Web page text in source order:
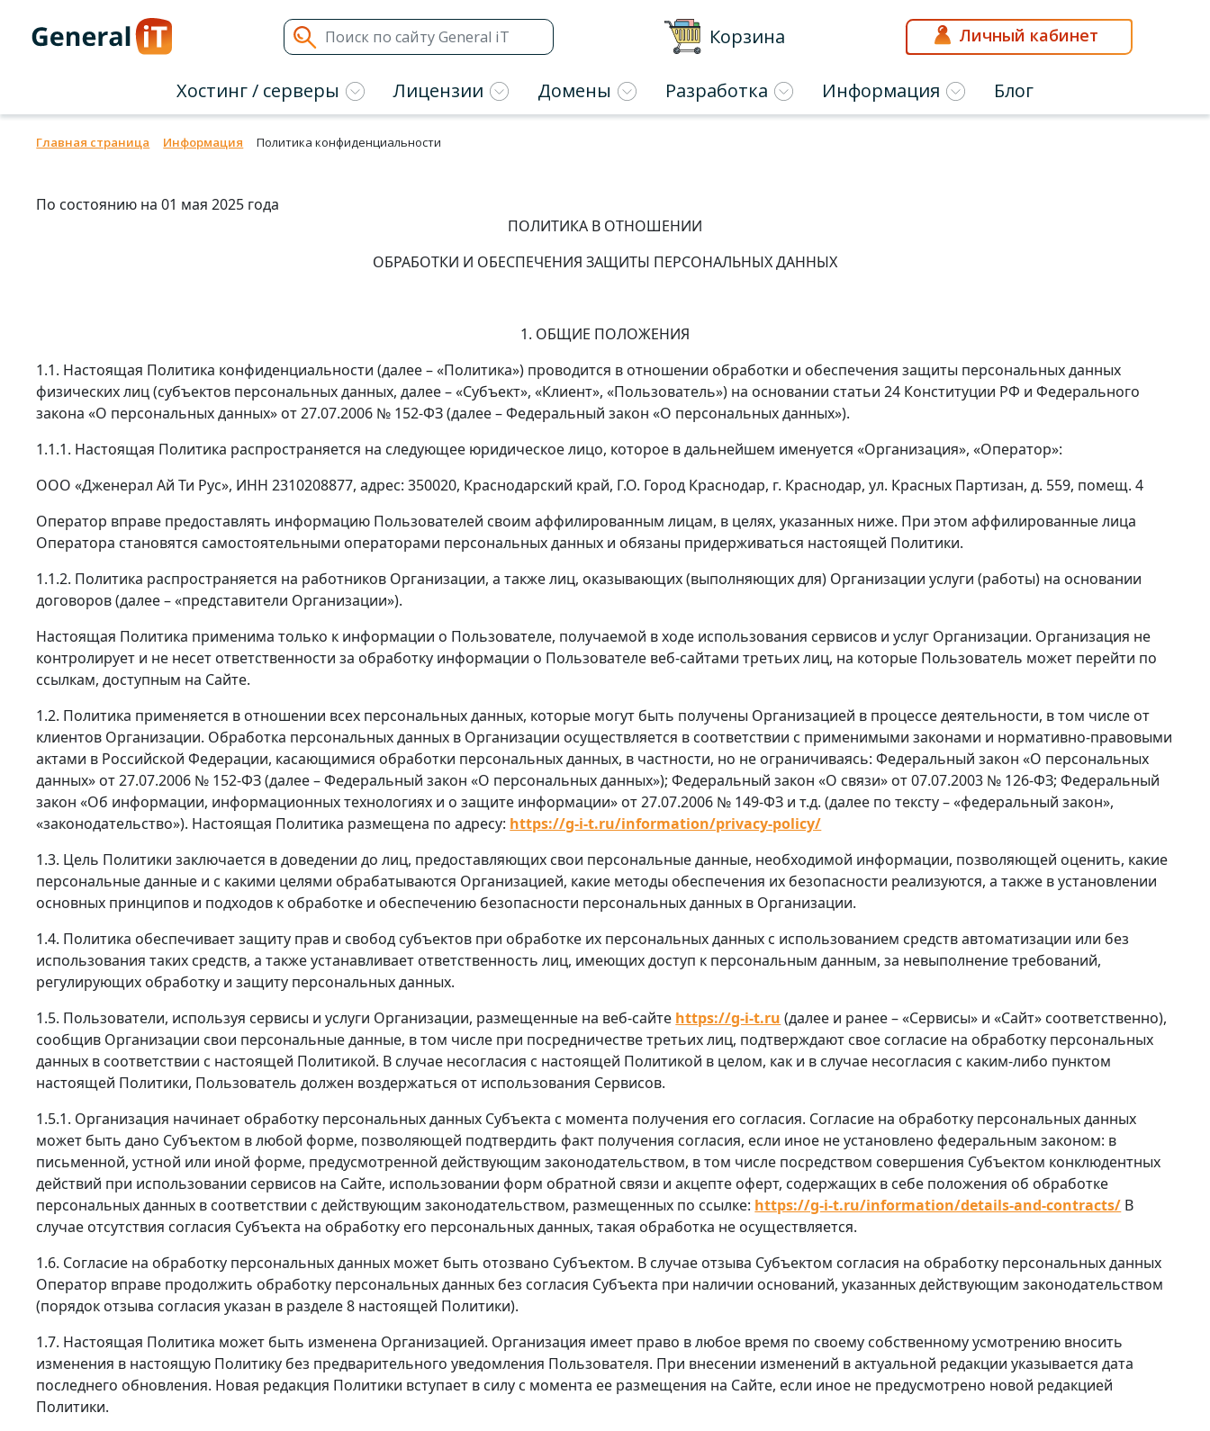
Корзина Личный кабинет
Хостинг / серверы Лицензии Домены Разработка Информация Блог
Главная страница Информация Политика конфиденциальности
По состоянию на 01 мая 2025 года
ПОЛИТИКА В ОТНОШЕНИИ
ОБРАБОТКИ И ОБЕСПЕЧЕНИЯ ЗАЩИТЫ ПЕРСОНАЛЬНЫХ ДАННЫХ
1. ОБЩИЕ ПОЛОЖЕНИЯ
1.1. Настоящая Политика конфиденциальности (далее – «Политика») проводится в отношении обработки и обеспечения защиты персональных данных
физических лиц (субъектов персональных данных, далее – «Субъект», «Клиент», «Пользователь») на основании статьи 24 Конституции РФ и Федерального
закона «О персональных данных» от 27.07.2006 № 152-ФЗ (далее – Федеральный закон «О персональных данных»).
1.1.1. Настоящая Политика распространяется на следующее юридическое лицо, которое в дальнейшем именуется «Организация», «Оператор»:
ООО «Дженерал Ай Ти Рус», ИНН 2310208877, адрес: 350020, Краснодарский край, Г.О. Город Краснодар, г. Краснодар, ул. Красных Партизан, д. 559, помещ. 4
Оператор вправе предоставлять информацию Пользователей своим аффилированным лицам, в целях, указанных ниже. При этом аффилированные лица
Оператора становятся самостоятельными операторами персональных данных и обязаны придерживаться настоящей Политики.
1.1.2. Политика распространяется на работников Организации, а также лиц, оказывающих (выполняющих для) Организации услуги (работы) на основании
договоров (далее – «представители Организации»).
Настоящая Политика применима только к информации о Пользователе, получаемой в ходе использования сервисов и услуг Организации. Организация не
контролирует и не несет ответственности за обработку информации о Пользователе веб-сайтами третьих лиц, на которые Пользователь может перейти по
ссылкам, доступным на Сайте.
1.2. Политика применяется в отношении всех персональных данных, которые могут быть получены Организацией в процессе деятельности, в том числе от
клиентов Организации. Обработка персональных данных в Организации осуществляется в соответствии с применимыми законами и нормативно-правовыми
актами в Российской Федерации, касающимися обработки персональных данных, в частности, но не ограничиваясь: Федеральный закон «О персональных
данных» от 27.07.2006 № 152-ФЗ (далее – Федеральный закон «О персональных данных»); Федеральный закон «О связи» от 07.07.2003 № 126-ФЗ; Федеральный
закон «Об информации, информационных технологиях и о защите информации» от 27.07.2006 № 149-ФЗ и т.д. (далее по тексту – «федеральный закон»,
«законодательство»). Настоящая Политика размещена по адресу: https://g-i-t.ru/information/privacy-policy/
1.3. Цель Политики заключается в доведении до лиц, предоставляющих свои персональные данные, необходимой информации, позволяющей оценить, какие
персональные данные и с какими целями обрабатываются Организацией, какие методы обеспечения их безопасности реализуются, а также в установлении
основных принципов и подходов к обработке и обеспечению безопасности персональных данных в Организации.
1.4. Политика обеспечивает защиту прав и свобод субъектов при обработке их персональных данных с использованием средств автоматизации или без
использования таких средств, а также устанавливает ответственность лиц, имеющих доступ к персональным данным, за невыполнение требований,
регулирующих обработку и защиту персональных данных.
1.5. Пользователи, используя сервисы и услуги Организации, размещенные на веб-сайте https://g-i-t.ru (далее и ранее – «Сервисы» и «Сайт» соответственно),
сообщив Организации свои персональные данные, в том числе при посредничестве третьих лиц, подтверждают свое согласие на обработку персональных
данных в соответствии с настоящей Политикой. В случае несогласия с настоящей Политикой в целом, как и в случае несогласия с каким-либо пунктом
настоящей Политики, Пользователь должен воздержаться от использования Сервисов.
1.5.1. Организация начинает обработку персональных данных Субъекта с момента получения его согласия. Согласие на обработку персональных данных
может быть дано Субъектом в любой форме, позволяющей подтвердить факт получения согласия, если иное не установлено федеральным законом: в
письменной, устной или иной форме, предусмотренной действующим законодательством, в том числе посредством совершения Субъектом конклюдентных
действий при использовании сервисов на Сайте, использовании форм обратной связи и акцепте оферт, содержащих в себе положения об обработке
персональных данных в соответствии с действующим законодательством, размещенных по ссылке: https://g-i-t.ru/information/details-and-contracts/ В
случае отсутствия согласия Субъекта на обработку его персональных данных, такая обработка не осуществляется.
1.6. Согласие на обработку персональных данных может быть отозвано Субъектом. В случае отзыва Субъектом согласия на обработку персональных данных
Оператор вправе продолжить обработку персональных данных без согласия Субъекта при наличии оснований, указанных действующим законодательством
(порядок отзыва согласия указан в разделе 8 настоящей Политики).
1.7. Настоящая Политика может быть изменена Организацией. Организация имеет право в любое время по своему собственному усмотрению вносить
изменения в настоящую Политику без предварительного уведомления Пользователя. При внесении изменений в актуальной редакции указывается дата
последнего обновления. Новая редакция Политики вступает в силу с момента ее размещения на Сайте, если иное не предусмотрено новой редакцией
Политики.